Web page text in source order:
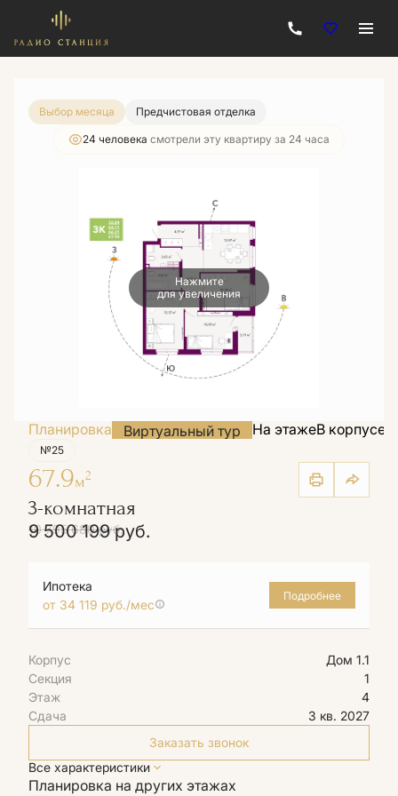
3-комнатная
9 500 199 руб.
Ипотека от 34 119 руб./мес.
Выбор месяца Предчистовая отделка
24 человекa смотрели эту квартиру за 24 часа
Нажмите
для увеличения
Планировка Виртуальный тур На этажеВ корпусе
№25
67.9м2
3-комнатная
10 795 680 руб.
9 500 199 руб.
Ипотека
от 34 119 руб./мес
Подробнее
Корпус
Дом 1.1
Секция
1
Этаж
4
Сдача
3 кв. 2027
Заказать звонок
Все характеристики
Планировка на других этажах